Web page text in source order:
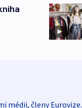
médii, členy Eurovize.